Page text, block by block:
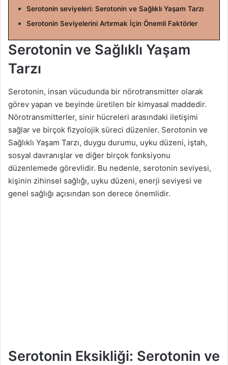
a
g
m
e
k
Serotonin seviyeleri: Serotonin ve Sağlıklı Yaşam Tarzı
Serotonin Seviyelerini Artırmak İçin Önemli Faktörler
Serotonin ve Sağlıklı Yaşam
Tarzı
Serotonin, insan vücudunda bir nörotransmitter olarak
görev yapan ve beyinde üretilen bir kimyasal maddedir.
Nörotransmitterler, sinir hücreleri arasındaki iletişimi
sağlar ve birçok fizyolojik süreci düzenler. Serotonin ve
Sağlıklı Yaşam Tarzı, duygu durumu, uyku düzeni, iştah,
sosyal davranışlar ve diğer birçok fonksiyonu
düzenlemede görevlidir. Bu nedenle, serotonin seviyesi,
kişinin zihinsel sağlığı, uyku düzeni, enerji seviyesi ve
genel sağlığı açısından son derece önemlidir.
Serotonin Eksikliği: Serotonin ve